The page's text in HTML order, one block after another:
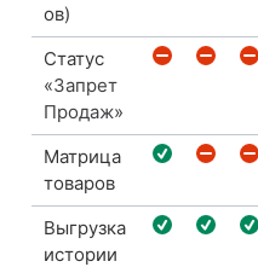
ов)
Статус
«Запрет
Продаж»
Матрица
товаров
Выгрузка
истории